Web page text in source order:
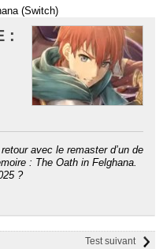
(Switch)
:
avec le remaster d’un de
: The Oath in Felghana.
?
Test suivant